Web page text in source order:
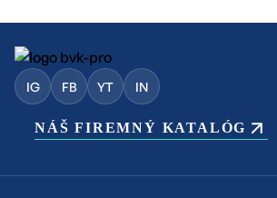
IG FB YT IN
NÁŠ FIREMNÝ KATALÓG